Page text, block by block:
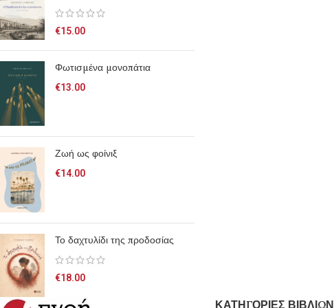
€15.00
Φωτισμένα μονοπάτια
€13.00
Ζωή ως φοίνιξ
€14.00
Το δαχτυλίδι της προδοσίας
€18.00
ΚΑΤΗΓΟΡΙΕΣ ΒΙΒΛΙΩΝ